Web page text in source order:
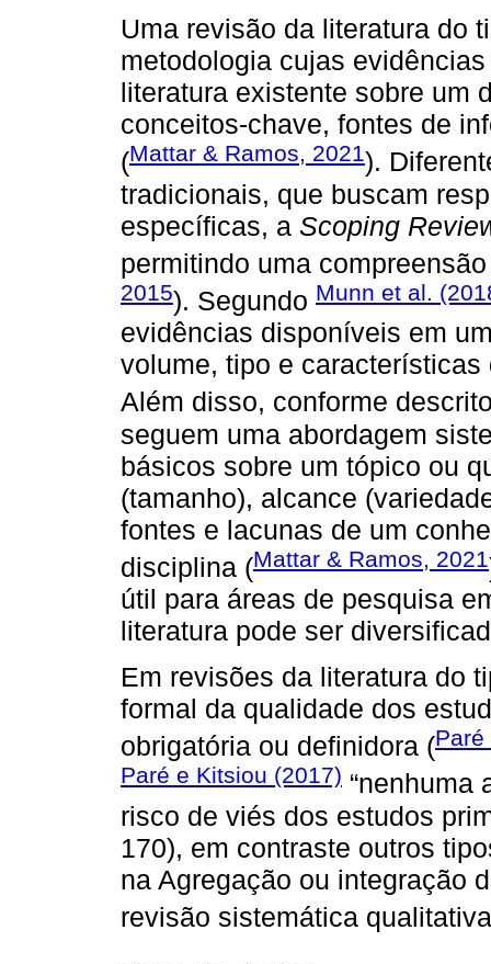
Uma revisão da literatura do
metodologia cujas
literatura existente sobre um
conceitos-chave, fontes de
(Mattar & Ramos, 2021).
tradicionais, que buscam
específicas, a Scoping
permitindo uma
2015). Segundo Munn et al.
evidências disponíveis em
volume, tipo e
Além disso, conforme
seguem uma abordagem
básicos sobre um tópico ou
(tamanho), alcance
fontes e lacunas de um
disciplina (Mattar & Ramos, 2021
útil para áreas de pesquisa
literatura pode ser
Em revisões da literatura do
formal da qualidade dos
obrigatória ou definidora (Paré
Paré e Kitsiou (2017) “nenhuma
risco de viés dos estudos
170), em contraste outros
na Agregação ou integração
revisão sistemática